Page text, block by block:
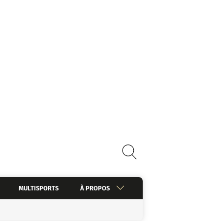
MULTISPORTS À PROPOS